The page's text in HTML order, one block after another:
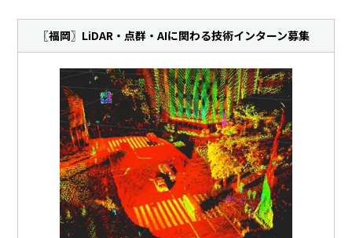
〖福岡〗LiDAR・点群・AIに関わる技術インターン募集